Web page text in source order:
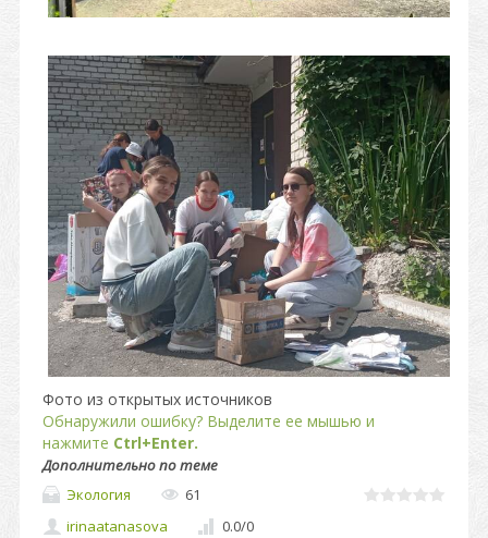
Фото из открытых источников
Обнаружили ошибку? Выделите ее мышью и
нажмите Ctrl+Enter.
Дополнительно по теме
Экология
61
irinaatanasova
0.0/0